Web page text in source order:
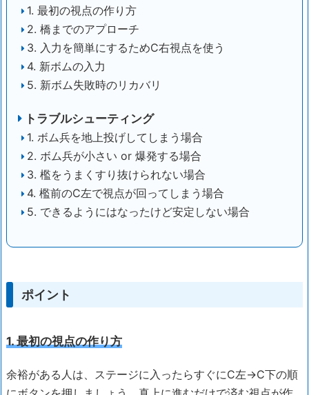
1. 最初の視点の作り方
2. 橋までのアプローチ
3. 入力を簡単にするためC右視点を使う
4. 新ボムの入力
5. 新ボム失敗時のリカバリ
トラブルシューティング
1. ボム兵を地上投げしてしまう場合
2. ボム兵が小さい or 爆発する場合
3. 檻をうまくすり抜けられない場合
4. 檻前のC左で視点が回ってしまう場合
5. できるようにはなったけど安定しない場合
ポイント
1. 最初の視点の作り方
余裕がある人は、ステージに入ったらすぐにC左→C下の順